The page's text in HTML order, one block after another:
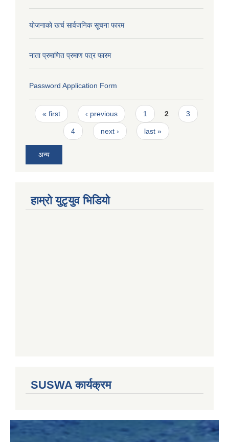
याेजनाकाे खर्च सार्वजनिक सूचना फारम
नाता प्रमाणित प्रमाण पत्र फारम
Password Application Form
Pages
« first ‹ previous 1 2 3
4 next › last »
अन्य
हाम्राे युटृयुव भिडियाे
SUSWA कार्यक्रम